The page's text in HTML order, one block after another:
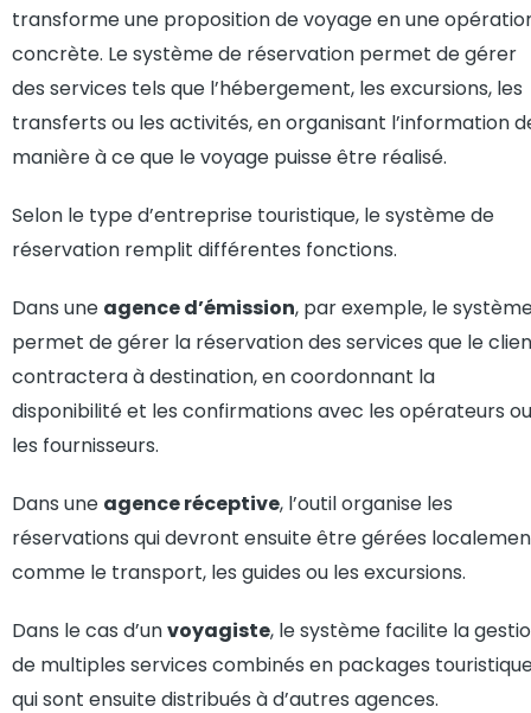
transforme une proposition de voyage en une
concrète. Le système de réservation permet de gérer
des services tels que l’hébergement, les excursions, les
transferts ou les activités, en organisant l’information
manière à ce que le voyage puisse être réalisé.
Selon le type d’entreprise touristique, le système de
réservation remplit différentes fonctions.
Dans une agence d’émission, par exemple, le
permet de gérer la réservation des services que le
contractera à destination, en coordonnant la
disponibilité et les confirmations avec les opérateurs ou
les fournisseurs.
Dans une agence réceptive, l’outil organise les
réservations qui devront ensuite être gérées
comme le transport, les guides ou les excursions.
Dans le cas d’unvoyagiste, le système facilite la
de multiples services combinés en packages
qui sont ensuite distribués à d’autres agences.